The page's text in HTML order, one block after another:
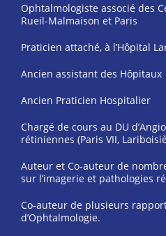
Ophtalmologiste associé des
Rueil-Malmaison et Paris
Praticien attaché, à l’Hôpital
Ancien assistant des Hôpitaux
Ancien Praticien Hospitalier
Chargé de cours au DU
rétiniennes (Paris VII,
Auteur et Co-auteur de
sur l’imagerie et pathologies
Co-auteur de plusieurs
d’Ophtalmologie.